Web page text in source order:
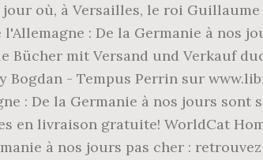
jour où, à Versailles, le roi
: De la Germanie à nos
Bücher mit Versand und Verkauf
Bogdan - Tempus Perrin sur
: De la Germanie à nos jours sont
en livraison gratuite! WorldCat
à nos jours pas cher :